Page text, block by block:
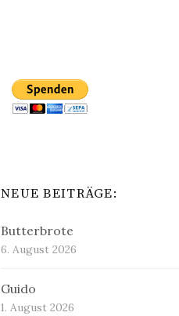
NEUE BEITRÄGE:
Butterbrote
6. August 2026
Guido
1. August 2026